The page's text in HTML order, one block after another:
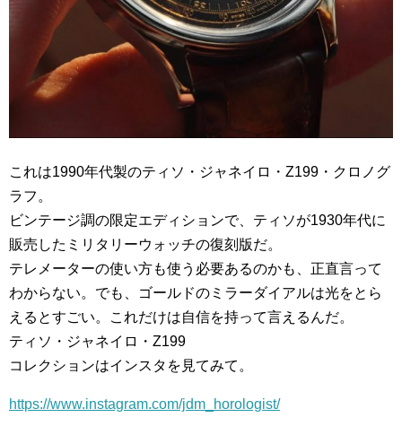
これは1990年代製のティソ・ジャネイロ・Z199・クロノグ
ラフ。
ビンテージ調の限定エディションで、ティソが1930年代に
販売したミリタリーウォッチの復刻版だ。
テレメーターの使い方も使う必要あるのかも、正直言って
わからない。でも、ゴールドのミラーダイアルは光をとら
えるとすごい。これだけは自信を持って言えるんだ。
ティソ・ジャネイロ・Z199
コレクションはインスタを見てみて。
https://www.instagram.com/jdm_horologist/